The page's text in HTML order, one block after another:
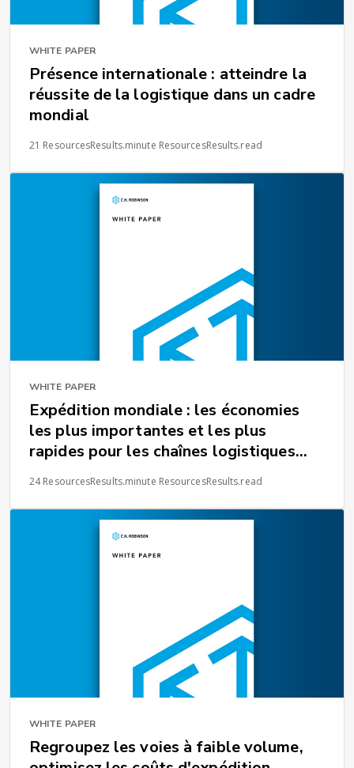
WHITE PAPER
Présence internationale : atteindre la
réussite de la logistique dans un cadre
mondial
21 ResourcesResults.minute ResourcesResults.read
WHITE PAPER
Expédition mondiale : les économies
les plus importantes et les plus
rapides pour les chaînes logistiques
internationales
24 ResourcesResults.minute ResourcesResults.read
WHITE PAPER
Regroupez les voies à faible volume,